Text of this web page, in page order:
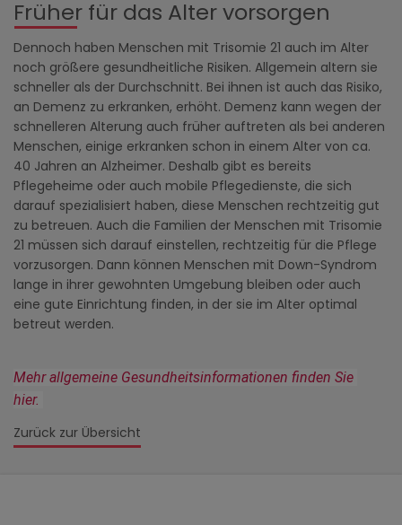
Zurück zur Übersicht
Früher für das Alter vorsorgen
Dennoch haben Menschen mit Trisomie 21 auch im Alter
noch größere gesundheitliche Risiken. Allgemein altern sie
schneller als der Durchschnitt. Bei ihnen ist auch das Risiko,
an Demenz zu erkranken, erhöht. Demenz kann wegen der
schnelleren Alterung auch früher auftreten als bei anderen
Menschen, einige erkranken schon in einem Alter von ca.
40 Jahren an Alzheimer. Deshalb gibt es bereits
Pflegeheime oder auch mobile Pflegedienste, die sich
darauf spezialisiert haben, diese Menschen rechtzeitig gut
zu betreuen. Auch die Familien der Menschen mit Trisomie
21 müssen sich darauf einstellen, rechtzeitig für die Pflege
vorzusorgen. Dann können Menschen mit Down-Syndrom
lange in ihrer gewohnten Umgebung bleiben oder auch
eine gute Einrichtung finden, in der sie im Alter optimal
betreut werden.
Mehr allgemeine Gesundheitsinformationen finden Sie
hier.